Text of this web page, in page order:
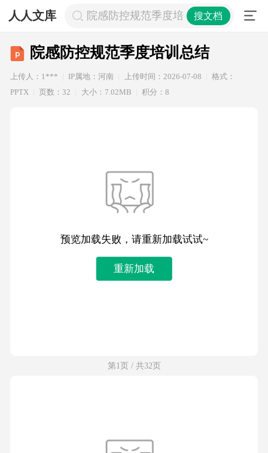
人人文库 院感防控规范季度培训总结
搜文档
院感防控规范季度培训总结
上传人：1*** IP属地：河南 上传时间：2026-07-08
格式：
PPTX
页数：32 大小：7.02MB 积分：8
预览加载失败，请重新加载试试~
重新加载
第1页 / 共32页